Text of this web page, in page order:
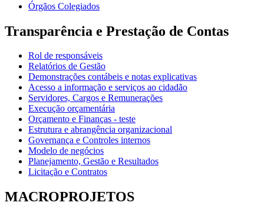
Órgãos Colegiados
Transparência e Prestação de Contas
Rol de responsáveis
Relatórios de Gestão
Demonstrações contábeis e notas explicativas
Acesso a informação e serviços ao cidadão
Servidores, Cargos e Remunerações
Execução orçamentária
Orçamento e Finanças - teste
Estrutura e abrangência organizacional
Governança e Controles internos
Modelo de negócios
Planejamento, Gestão e Resultados
Licitação e Contratos
MACROPROJETOS